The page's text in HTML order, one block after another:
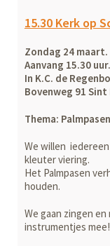
15.30 Kerk op
Zondag 24 maart.
Aanvang 15.30 uur.
In K.C. de
Bovenweg 91 Sint
Thema:
We willen
kleuter viering.
Het Palmpasen
houden.
We gaan zingen
instrumentjes mee!